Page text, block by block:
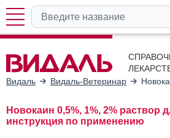
Видаль
Видаль-Ветеринар
Новокаин 0,5%, 1%, 2% раствор
инструкция по применению